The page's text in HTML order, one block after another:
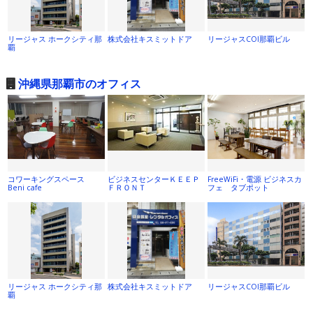
リージャス ホークシティ那
覇
株式会社キスミットドア リージャスCOI那覇ビル
沖縄県那覇市のオフィス
コワーキングスペース
Beni cafe
ビジネスセンターＫＥＥＰ
ＦＲＯＮＴ
FreeWiFi・電源 ビジネスカ
フェ タブポット
リージャス ホークシティ那
覇
株式会社キスミットドア リージャスCOI那覇ビル